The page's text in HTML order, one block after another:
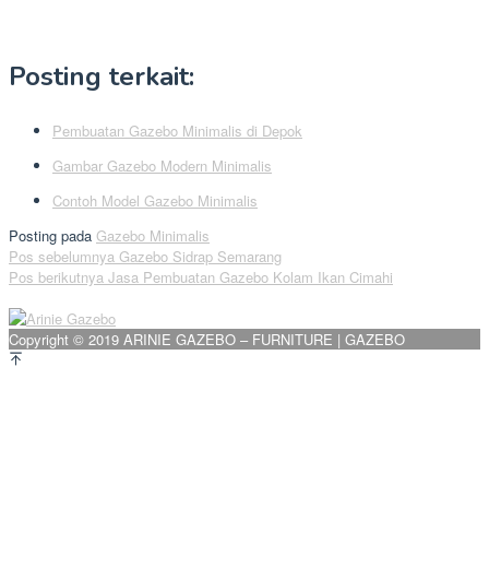
Posting terkait:
Pembuatan Gazebo Minimalis di Depok
Gambar Gazebo Modern Minimalis
Contoh Model Gazebo Minimalis
Posting pada Gazebo Minimalis
Navigasi
pos
Pos sebelumnya Gazebo Sidrap Semarang
Pos berikutnya Jasa Pembuatan Gazebo Kolam Ikan Cimahi
Copyright © 2019 ARINIE GAZEBO – FURNITURE | GAZEBO